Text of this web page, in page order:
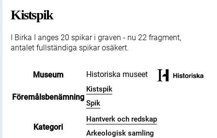
Kistspik
I Birka I anges 20 spikar i graven - nu 22 fragment,
antalet fullständiga spikar osäkert.
Museum Historiska museet
Föremålsbenämning
Kistspik
Spik
Kategori
Hantverk och redskap
Arkeologisk samling